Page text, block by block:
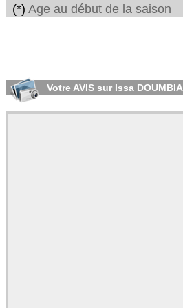
(*) Age au début de la saison
Votre AVIS sur Issa DOUMBIA